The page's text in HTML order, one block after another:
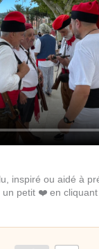
inspiré ou aidé à
un petit ❤️ en cliquant